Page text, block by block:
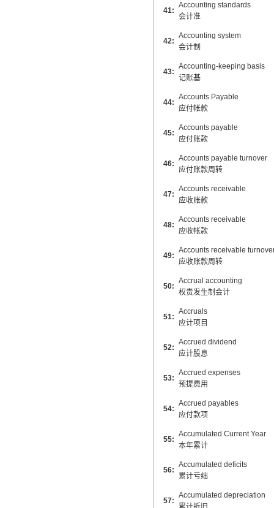
41:
Accounting standards
会计准
42:
Accounting system
会计制
43:
Accounting-keeping basis
记账基
44:
Accounts Payable
应付帐款
45:
Accounts payable
应付账款
46:
Accounts payable turnover
应付账款周转
47:
Accounts receivable
应收账款
48:
Accounts receivable
应收帐款
49:
Accounts receivable
应收账款周转
50:
Accrual accounting
权责发生制会计
51:
Accruals
应计项目
52:
Accrued dividend
应计股息
53:
Accrued expenses
预提费用
54:
Accrued payables
应付款项
55:
Accumulated Current Year
本年累计
56:
Accumulated deficits
累计亏绌
57:
Accumulated depreciation